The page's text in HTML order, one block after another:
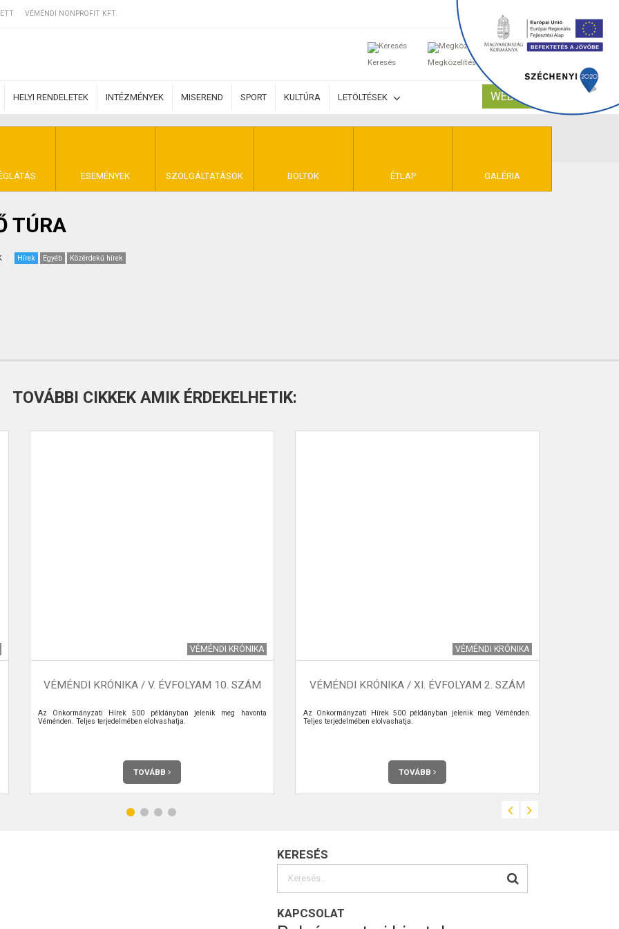
VÉMÉNDI NONPROFIT KFT.
Keresés Megközelítés
0
HELYI RENDELETEK INTÉZMÉNYEK MISEREND SPORT KULTÚRA LETÖLTÉSEK WEBSHOP
ESEMÉNYEK SZOLGÁLTATÁSOK BOLTOK ÉTLAP GALÉRIA
FELTÉTELEK
VÉMÉND
TÚRA
Hírek Egyéb Közérdekű hírek
TOVÁBBI CIKKEK AMIK ÉRDEKELHETIK:
VÉMÉNDI KRÓNIKA
VÉMÉNDI KRÓNIKA / V. ÉVFOLYAM 10. SZÁM
Az Önkormányzati Hírek 500 példányban jelenik meg havonta
Véménden. Teljes terjedelmében elolvashatja.
TOVÁBB
VÉMÉNDI KRÓNIKA
VÉMÉNDI KRÓNIKA / XI. ÉVFOLYAM 2. SZÁM
Az Önkormányzati Hírek 500 példányban jelenik meg Véménden.
Teljes terjedelmében elolvashatja.
TOVÁBB
KERESÉS
KAPCSOLAT